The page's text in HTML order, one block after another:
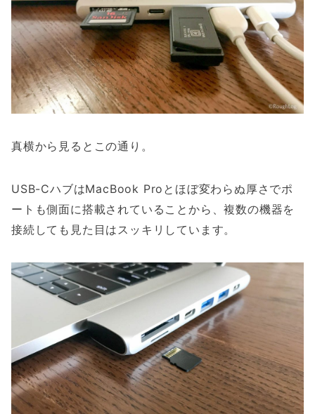
真横から見るとこの通り。
USB-CハブはMacBook Proとほぼ変わらぬ厚さでポ
ートも側面に搭載されていることから、複数の機器を
接続しても見た目はスッキリしています。